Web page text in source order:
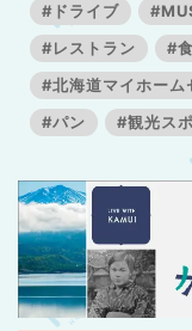
#ドライブ
#レストラン
#
#北海道マイホーム
#パン
#観光ス